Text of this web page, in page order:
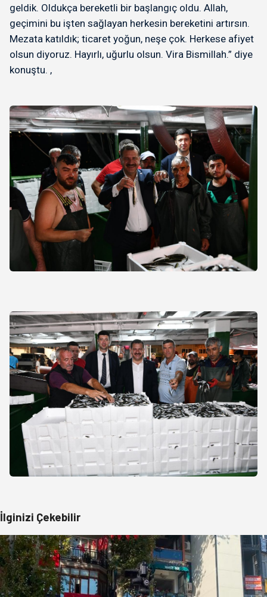
geldik. Oldukça bereketli bir başlangıç oldu. Allah,
geçimini bu işten sağlayan herkesin bereketini artırsın.
Mezata katıldık; ticaret yoğun, neşe çok. Herkese afiyet
olsun diyoruz. Hayırlı, uğurlu olsun. Vira Bismillah.” diye
konuştu. ,
İlginizi Çekebilir